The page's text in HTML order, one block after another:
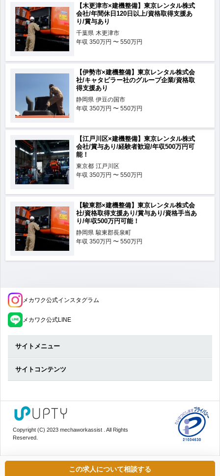
この求人について相談する
【木更津市×建機整備】東京レンタル株式
会社/年間休日120日以上/資格取得支援あ
り/賞与あり
千葉県 木更津市
年収 350万円 〜 550万円
【伊勢市×建機整備】東京レンタル株式会
社/キャタピラー社のグループ企業/資格取
得支援あり
静岡県 伊豆の国市
年収 350万円 〜 550万円
【江戸川区×建機整備】東京レンタル株式
会社/賞与あり/経験者歓迎/年収500万円可
能！
東京都 江戸川区
年収 350万円 〜 550万円
【駿東郡×建機整備】東京レンタル株式会
社/資格取得支援あり/賞与あり/資格手当あ
り/年収500万円可能！
静岡県 駿東郡長泉町
年収 350万円 〜 550万円
メカワク公式インスタグラム
メカワク公式LINE
サイトメニュー
サイトコンテンツ
Copyright (C) 2023 mechaworkassist . All Rights
Reserved.